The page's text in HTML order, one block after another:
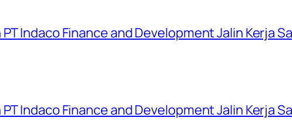
Indaco Finance and Development Jalin Kerja
Indaco Finance and Development Jalin Kerja